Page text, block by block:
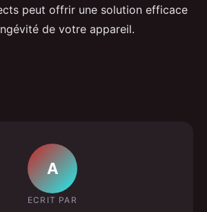
peut offrir une solution efficace
de votre appareil.
A
ECRIT PAR